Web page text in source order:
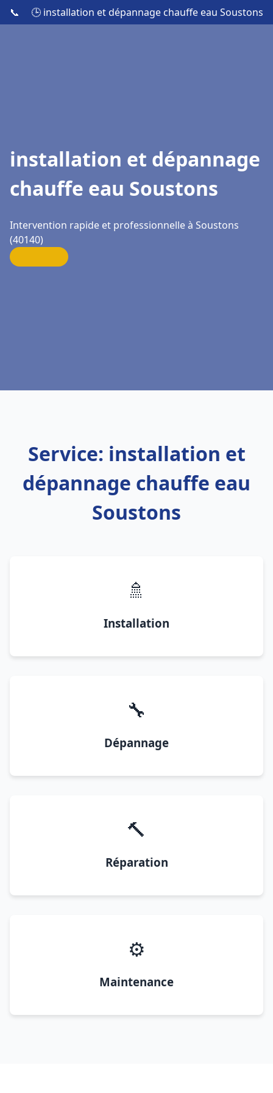
📞 🕒 installation et dépannage chauffe eau Soustons
installation et dépannage
chauffe eau Soustons
Intervention rapide et professionnelle à Soustons
(40140)
Service: installation et
dépannage chauffe eau
Soustons
🚿
Installation
🔧
Dépannage
🔨
Réparation
⚙️
Maintenance